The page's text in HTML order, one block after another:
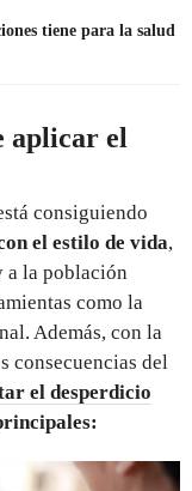
tiene para la salud
aplicar el
consiguiendo
el estilo de vida,
a la población
como la
Además, con la
consecuencias del
el desperdicio